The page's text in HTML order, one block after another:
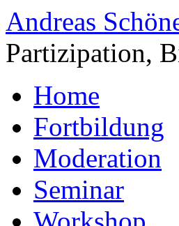
Andreas
Partizipation,
Home
Fortbildung
Moderation
Seminar